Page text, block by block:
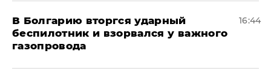
В Болгарию вторгся ударный
беспилотник и взорвался у важного
газопровода
16:44